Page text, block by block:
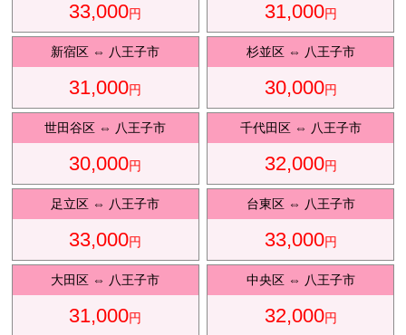
め送
迎プ
33,000円 31,000円
新宿区 ⇔ 八王子市
31,000円
杉並区⇔ 八王子市
30,000円
世田谷区 ⇔ 八王子市
30,000円
千代田区⇔ 八王子市
32,000円
足立区 ⇔ 八王子市
33,000円
台東区⇔ 八王子市
33,000円
大田区 ⇔ 八王子市
31,000円
中央区⇔ 八王子市
32,000円